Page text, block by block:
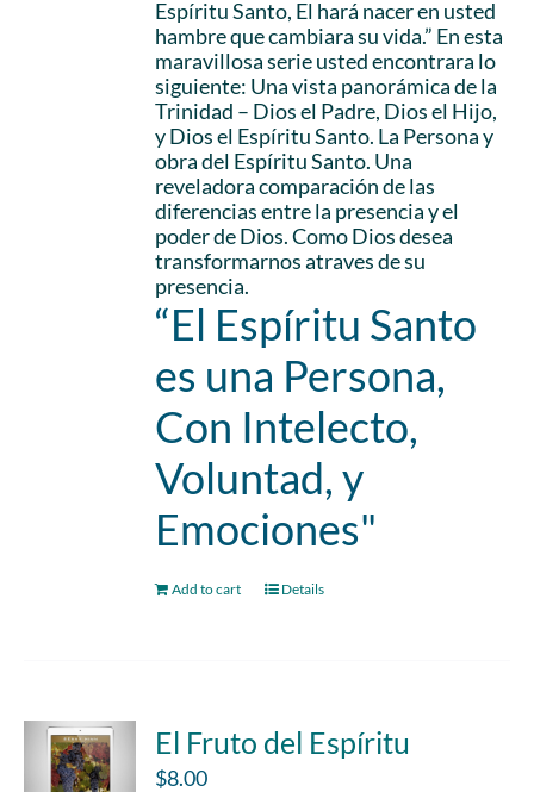
Espíritu Santo, El hará nacer en usted
hambre que cambiara su vida.” En esta
maravillosa serie usted encontrara lo
siguiente: Una vista panorámica de la
Trinidad – Dios el Padre, Dios el Hijo,
y Dios el Espíritu Santo. La Persona y
obra del Espíritu Santo. Una
reveladora comparación de las
diferencias entre la presencia y el
poder de Dios. Como Dios desea
transformarnos atraves de su
presencia.
“El Espíritu Santo
es una Persona,
Con Intelecto,
Voluntad, y
Emociones"
Add to cart Details
El Fruto del Espíritu
$8.00